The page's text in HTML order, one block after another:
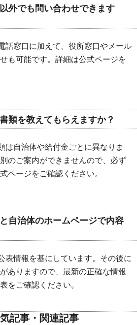
外でも問い合わせできます
話窓口に加えて、役所窓口やメール
も可能です。詳細は公式ページを
類を教えてもらえますか？
は自治体や給付金ごとに異なりま
のご案内ができませんので、必ず
ページをご確認ください。
自治体のホームページで内容
表情報を基にしています。その後に
ありますので、最新の正確な情報
をご確認ください。
記事・関連記事